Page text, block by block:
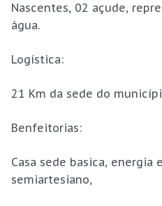
Nascentes, 02 açude,
água.
Logística:
21 Km da sede do
Benfeitorias:
Casa sede basica, energia
semiartesiano,